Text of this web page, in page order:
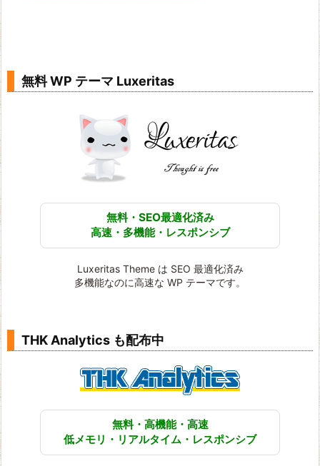
無料 WP テーマ Luxeritas
無料・SEO最適化済み
高速・多機能・レスポンシブ
Luxeritas Theme は SEO 最適化済み
多機能なのに高速な WP テーマです。
THK Analytics も配布中
無料・高機能・高速
低メモリ・リアルタイム・レスポンシブ